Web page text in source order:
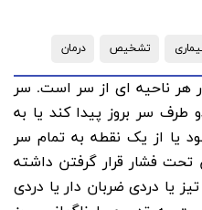
تشخیص درمان
هر ناحیه ای از سر است. سر
سر بروز پیدا کند یا به
یا از یک نقطه به تمام سر
تحت فشار قرار گرفتن داشته
یا دردی ضربان دار یا دردی